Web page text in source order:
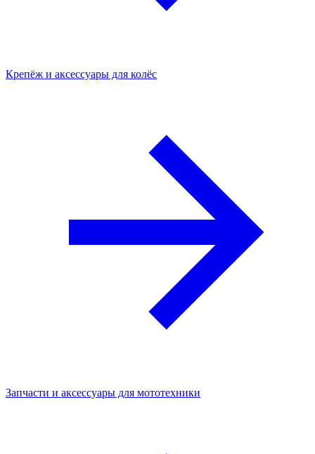
Крепёж и аксессуары для колёс
Запчасти и аксессуары для мототехники